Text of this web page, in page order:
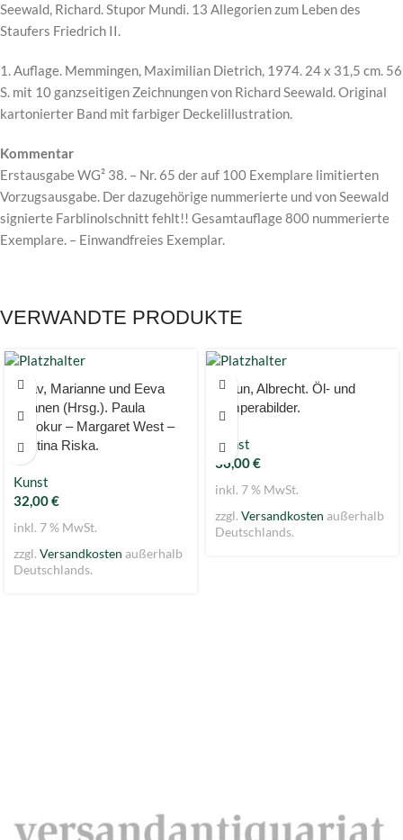
Seewald, Richard. Stupor Mundi. 13 Allegorien zum Leben des
Staufers Friedrich II.
1. Auflage. Memmingen, Maximilian Dietrich, 1974. 24 x 31,5 cm. 56
S. mit 10 ganzseitigen Zeichnungen von Richard Seewald. Original
kartonierter Band mit farbiger Deckelillustration.
Kommentar
Erstausgabe WG² 38. – Nr. 65 der auf 100 Exemplare limitierten
Vorzugsausgabe. Der dazugehörige nummerierte und von Seewald
signierte Farblinolschnitt fehlt!! Gesamtauflage 800 nummerierte
Exemplare. – Einwandfreies Exemplar.
VERWANDTE PRODUKTE
Aaav, Marianne und Eeva
Viljanen (Hrsg.). Paula
Winokur – Margaret West –
Kristina Riska.
Kunst
32,00€
inkl. 7 % MwSt.
zzgl. Versandkosten außerhalb
Deutschlands.
Braun, Albrecht. Öl- und
Temperabilder.
Kunst
36,00€
inkl. 7 % MwSt.
zzgl. Versandkosten außerhalb
Deutschlands.